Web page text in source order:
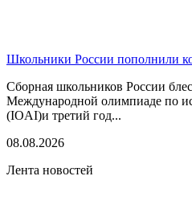
Школьники России пополнили
Сборная школьников России
Международной олимпиаде по
(IOAI)и третий год...
08.08.2026
Лента новостей